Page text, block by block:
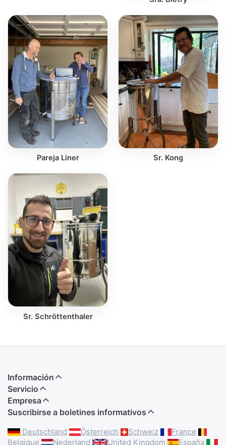
Pareja Liner Sr. Kong
Sr. Schröttenthaler
Información
Servicio
Empresa
Suscribirse a boletines informativos
Deutschland Österreich Schweiz
France
Belgique
Nederland United Kingdom España